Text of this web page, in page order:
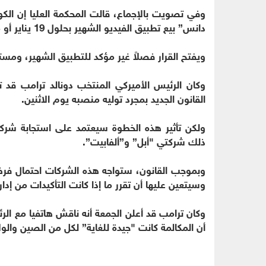
وفي تصويت بالإجماع، قالت المحكمة العليا
دانس” بيع تطبيق الفيديو الشهير بحلول 19 يناير أو مواجهة الحظر.
ويفتح القرار فصلاً غير مؤكد للتطبيق الشهير، ومستخدميه البالغ عددهم
وكان الرئيس الأميركي المنتخب دونالد ترامب
القانون الجديد بمجرد توليه منصبه يوم الاثنين.
ولكن تأثير هذه الخطوة سيعتمد على استجابة
ذلك شركتي "أبل” و”ألفابيت”.
وبموجب القانون، ستواجه هذه الشركات
وسيتعين عليها أن تقرر ما إذا كانت التأكيدات من
وكان ترامب قد أعلن الجمعة أنه ناقش هاتفيا مع
أن المكالمة كانت "جيدة للغاية” لكل من الصين